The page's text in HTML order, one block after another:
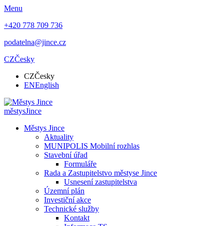
Menu
+420 778 709 736
podatelna@jince.cz
CZČesky
CZČesky
ENEnglish
městysJince
Městys Jince
Aktuality
MUNIPOLIS Mobilní rozhlas
Stavební úřad
Formuláře
Rada a Zastupitelstvo městyse Jince
Usnesení zastupitelstva
Územní plán
Investiční akce
Technické služby
Kontakt